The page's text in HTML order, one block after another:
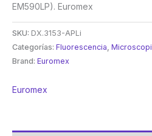
EM590LP). Euromex
SKU: DX.3153-APLi
Categorías: Fluorescencia,
Brand: Euromex
Euromex